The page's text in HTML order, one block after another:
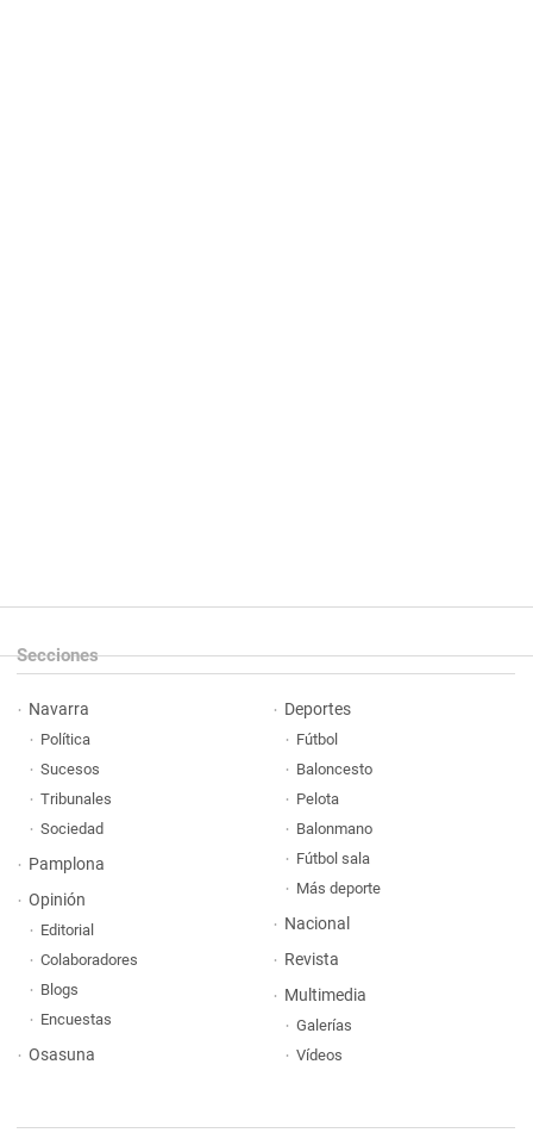
Secciones
Navarra
Política
Sucesos
Tribunales
Sociedad
Pamplona
Opinión
Editorial
Colaboradores
Blogs
Encuestas
Osasuna
Deportes
Fútbol
Baloncesto
Pelota
Balonmano
Fútbol sala
Más deporte
Nacional
Revista
Multimedia
Galerías
Vídeos